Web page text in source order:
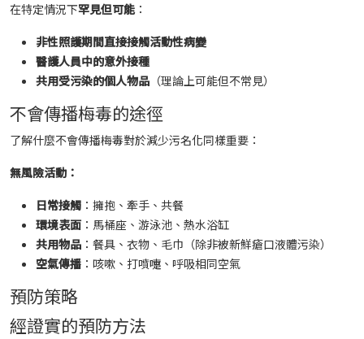
在特定情況下罕見但可能：
非性照護期間直接接觸活動性病變
醫護人員中的意外接種
共用受污染的個人物品 （理論上可能但不常見）
不會傳播梅毒的途徑
了解什麼不會傳播梅毒對於減少污名化同樣重要：
無風險活動：
日常接觸 ：擁抱、牽手、共餐
環境表面 ：馬桶座、游泳池、熱水浴缸
共用物品 ：餐具、衣物、毛巾（除非被新鮮瘡口液體污染）
空氣傳播 ：咳嗽、打噴嚏、呼吸相同空氣
預防策略
經證實的預防方法